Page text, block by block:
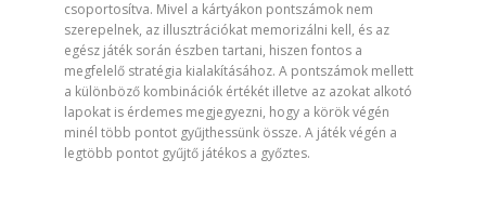
csoportosítva. Mivel a kártyákon pontszámok nem
szerepelnek, az illusztrációkat memorizálni kell, és az
egész játék során észben tartani, hiszen fontos a
megfelelő stratégia kialakításához. A pontszámok mellett
a különböző kombinációk értékét illetve az azokat alkotó
lapokat is érdemes megjegyezni, hogy a körök végén
minél több pontot gyűjthessünk össze. A játék végén a
legtöbb pontot gyűjtő játékos a győztes.